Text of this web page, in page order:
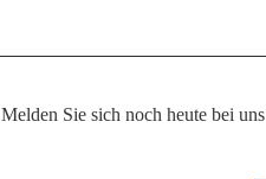
Melden Sie sich noch heute bei